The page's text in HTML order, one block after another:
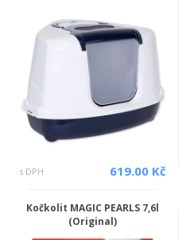
s DPH 619.00 Kč
Kočkolit MAGIC PEARLS 7,6l
(Original)